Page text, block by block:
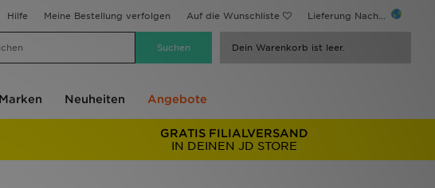
Hilfe Meine Bestellung verfolgen Auf die Wunschliste Lieferung Nach...
Dein Warenkorb ist leer.
Marken Neuheiten Angebote
GRATIS FILIALVERSAND
IN DEINEN JD STORE